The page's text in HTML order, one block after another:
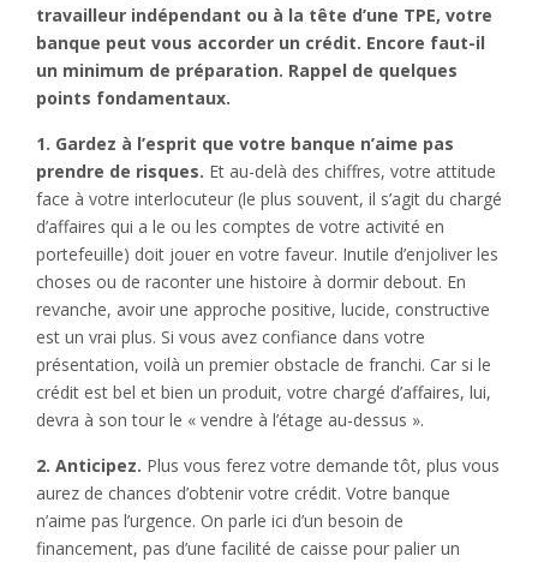
travailleur indépendant ou à la tête d’une TPE, votre
banque peut vous accorder un crédit. Encore faut-il
un minimum de préparation. Rappel de quelques
points fondamentaux.
1. Gardez à l’esprit que votre banque n’aime pas
prendre de risques. Et au-delà des chiffres, votre attitude
face à votre interlocuteur (le plus souvent, il s’agit du chargé
d’affaires qui a le ou les comptes de votre activité en
portefeuille) doit jouer en votre faveur. Inutile d’enjoliver les
choses ou de raconter une histoire à dormir debout. En
revanche, avoir une approche positive, lucide, constructive
est un vrai plus. Si vous avez confiance dans votre
présentation, voilà un premier obstacle de franchi. Car si le
crédit est bel et bien un produit, votre chargé d’affaires, lui,
devra à son tour le « vendre à l’étage au-dessus ».
2. Anticipez. Plus vous ferez votre demande tôt, plus vous
aurez de chances d’obtenir votre crédit. Votre banque
n’aime pas l’urgence. On parle ici d’un besoin de
financement, pas d’une facilité de caisse pour palier un